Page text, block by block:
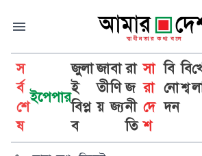
স
র্ব
শে
ষ
ইপেপার
জুলা
ই
বিপ্ল
ব
জা
তী
য়
বা
ণি
জ্য
রা
জ
নী
তি
সা
রা
দে
শ
বি
নো
দন
বি
শ্ব